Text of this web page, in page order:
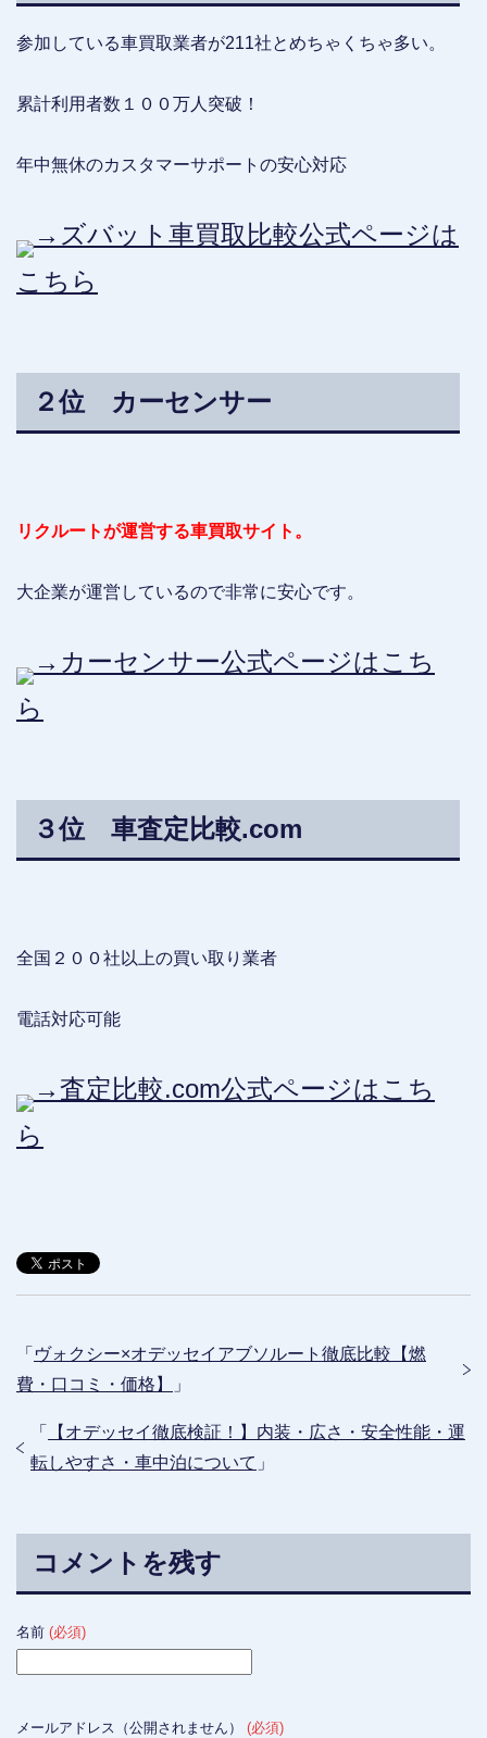
参加している車買取業者が211社とめちゃくちゃ多い。
累計利用者数１００万人突破！
年中無休のカスタマーサポートの安心対応
→ズバット車買取比較公式ページは
こちら
２位 カーセンサー
リクルートが運営する車買取サイト。
大企業が運営しているので非常に安心です。
→カーセンサー公式ページはこち
ら
３位 車査定比較.com
全国２００社以上の買い取り業者
電話対応可能
→査定比較.com公式ページはこち
ら
「 ヴォクシー×オデッセイアブソルート徹底比較【燃
費・口コミ・価格】
」
「
【オデッセイ徹底検証！】内装・広さ・安全性能・運
転しやすさ・車中泊について 」
コメントを残す
名前 (必須)
メールアドレス（公開されません） (必須)